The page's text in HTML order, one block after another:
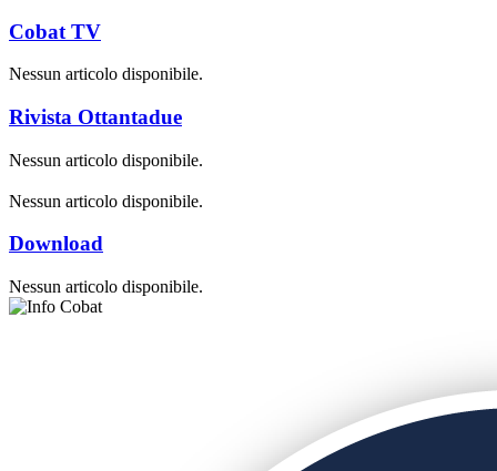
Cobat TV
Nessun articolo disponibile.
Rivista Ottantadue
Nessun articolo disponibile.
Nessun articolo disponibile.
Download
Nessun articolo disponibile.